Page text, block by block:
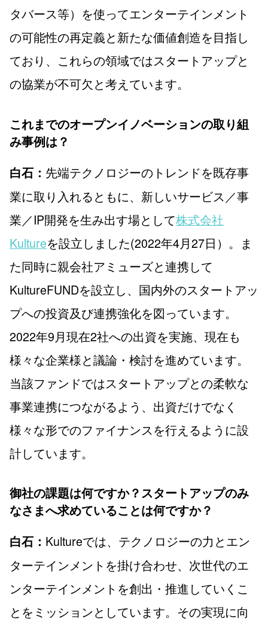
タバース等）を使ってエンターテインメント
の可能性の再定義と新たな価値創造を目指し
ており、これらの領域ではスタートアップと
の協業が不可欠と考えています。
これまでのオープンイノベーションの取り組
み事例は？
白石： 先端テクノロジーのトレンドを既存事
業に取り入れるともに、新しいサービス／事
業／IP開発を生み出す場として株式会社
Kultureを設立しました(2022年4月27日）。ま
た同時に親会社アミューズと連携して
KultureFUNDを設立し、国内外のスタートアッ
プへの投資及び連携強化を図っています。
2022年9月現在2社への出資を実施、現在も
様々な企業様と議論・検討を進めています。
当該ファンドではスタートアップとの柔軟な
事業連携につながるよう、出資だけでなく
様々な形でのファイナンスを行えるように設
計しています。
御社の課題は何ですか？スタートアップのみ
なさまへ求めていることは何ですか？
白石： Kultureでは、テクノロジーの力とエン
ターテインメントを掛け合わせ、次世代のエ
ンターテインメントを創出・推進していくこ
とをミッションとしています。その実現に向